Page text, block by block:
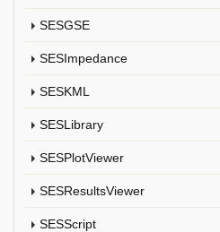
SESGSE
SESImpedance
SESKML
SESLibrary
SESPlotViewer
SESResultsViewer
SESScript